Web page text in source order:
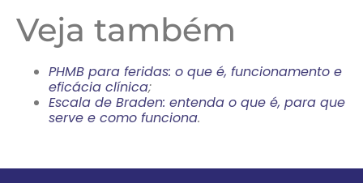
Veja também
PHMB para feridas: o que é, funcionamento e
eficácia clínica;
Escala de Braden: entenda o que é, para que
serve e como funciona.